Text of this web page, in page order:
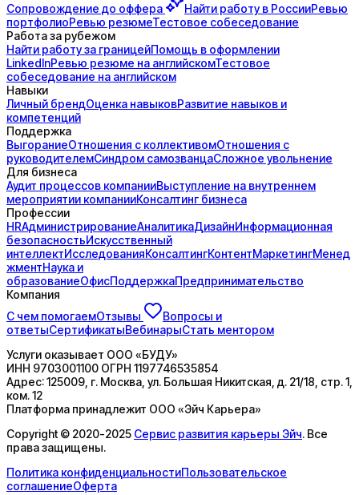
Сопровождение до оффера Найти работу в РоссииРевью
портфолиоРевью резюмеТестовое собеседование
Работа за рубежом
Найти работу за границейПомощь в оформлении
LinkedInРевью резюме на английскомТестовое
собеседование на английском
Навыки
Личный брендОценка навыковРазвитие навыков и
компетенций
Поддержка
ВыгораниеОтношения с коллективомОтношения с
руководителемСиндром самозванцаСложное увольнение
Для бизнеса
Аудит процессов компанииВыступление на внутреннем
мероприятии компанииКонсалтинг бизнеса
Профессии
HRАдминистрированиеАналитикаДизайнИнформационная
безопасностьИскусственный
интеллектИсследованияКонсалтингКонтентМаркетингМенед
жментНаука и
образованиеОфисПоддержкаПредпринимательство
Компания
С чем помогаемОтзывы
Вопросы и
ответыСертификатыВебинарыСтать ментором
Услуги оказывает ООО «БУДУ»
ИНН 9703001100 ОГРН 1197746535854
Адрес:125009, г. Москва, ул. Большая Никитская, д. 21/18, стр. 1,
ком. 12
Платформа принадлежит ООО «Эйч Карьера»
Copyright © 2020-2025 Сервис развития карьеры Эйч. Все
права защищены.
Политика конфиденциальностиПользовательское
соглашениеОферта